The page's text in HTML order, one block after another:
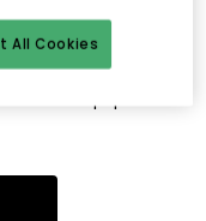
finns eller att den har
menyn ovan kan du
av våra populära
All Cookies